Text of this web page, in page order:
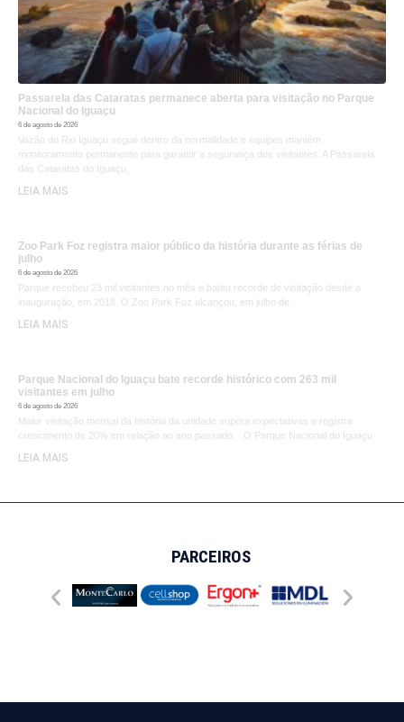
Passarela das Cataratas permanece aberta para visitação no Parque
Nacional do Iguaçu
6 de agosto de 2026
Vazão do Rio Iguaçu segue dentro da normalidade e equipes mantêm
monitoramento permanente para garantir a segurança dos visitantes. A Passarela
das Cataratas do Iguaçu,
LEIA MAIS
Zoo Park Foz registra maior público da história durante as férias de
julho
6 de agosto de 2026
Parque recebeu 23 mil visitantes no mês e bateu recorde de visitação desde a
inauguração, em 2018. O Zoo Park Foz alcançou, em julho de
LEIA MAIS
Parque Nacional do Iguaçu bate recorde histórico com 263 mil
visitantes em julho
6 de agosto de 2026
Maior visitação mensal da história da unidade supera expectativas e registra
crescimento de 20% em relação ao ano passado. O Parque Nacional do Iguaçu
LEIA MAIS
PARCEIROS